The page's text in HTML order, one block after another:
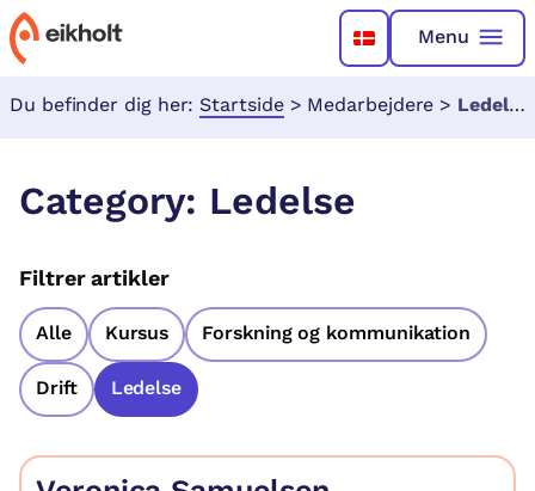
Menu
Du befinder dig her: Startside > Medarbejdere > Ledelse
Category: Ledelse
Filtrer artikler
Alle Kursus Forskning og kommunikation
Drift Ledelse